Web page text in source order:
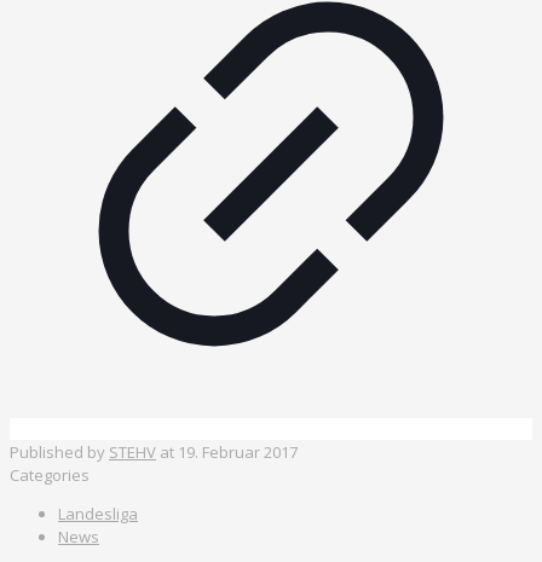
Published by STEHV at 19. Februar 2017
Categories
Landesliga
News